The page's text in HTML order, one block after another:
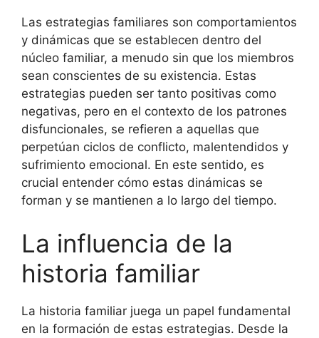
Las estrategias familiares son comportamientos
y dinámicas que se establecen dentro del
núcleo familiar, a menudo sin que los miembros
sean conscientes de su existencia. Estas
estrategias pueden ser tanto positivas como
negativas, pero en el contexto de los patrones
disfuncionales, se refieren a aquellas que
perpetúan ciclos de conflicto, malentendidos y
sufrimiento emocional. En este sentido, es
crucial entender cómo estas dinámicas se
forman y se mantienen a lo largo del tiempo.
La influencia de la
historia familiar
La historia familiar juega un papel fundamental
en la formación de estas estrategias. Desde la